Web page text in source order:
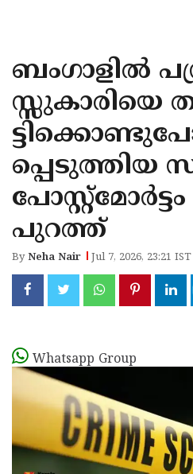
KANNUR
KASARAGOD
ബംഗാളിൽ
സ്സുകാരിയെ
പ്പെടുത്തിയ
പോസ്റ്റ്‌മോർട്ടം
പുറത്ത്
ByNeha Nair Jul 7, 2026, 23:21 IST
Whatsapp Group